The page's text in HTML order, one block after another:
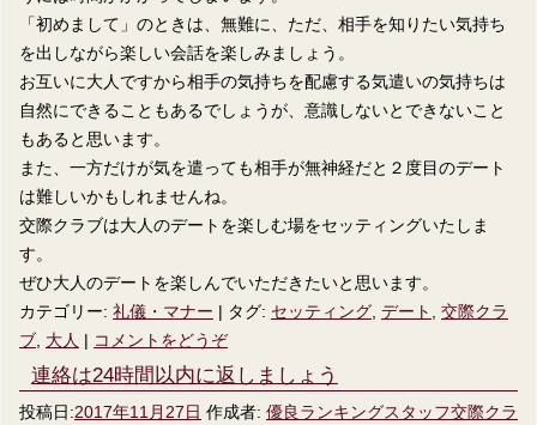
「初めまして」のときは、無難に、ただ、相手を知りたい気持ち
を出しながら楽しい会話を楽しみましょう。
お互いに大人ですから相手の気持ちを配慮する気遣いの気持ちは
自然にできることもあるでしょうが、意識しないとできないこと
もあると思います。
また、一方だけが気を遣っても相手が無神経だと２度目のデート
は難しいかもしれませんね。
交際クラブは大人のデートを楽しむ場をセッティングいたしま
す。
ぜひ大人のデートを楽しんでいただきたいと思います。
カテゴリー: 礼儀・マナー | タグ: セッティング デート
交際クラ
ブ 大人 | コメントをどうぞ
連絡は24時間以内に返しましょう
投稿日:2017年11月27日 作成者: 優良ランキングスタッフ交際クラ